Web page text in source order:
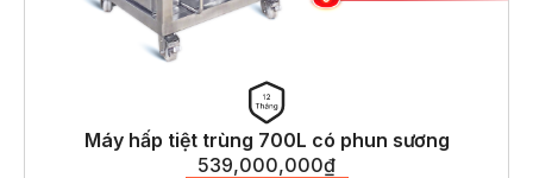
Máy hấp tiệt trùng 700L có phun sương
539,000,000₫